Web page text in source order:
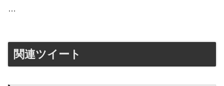
…
関連ツイート